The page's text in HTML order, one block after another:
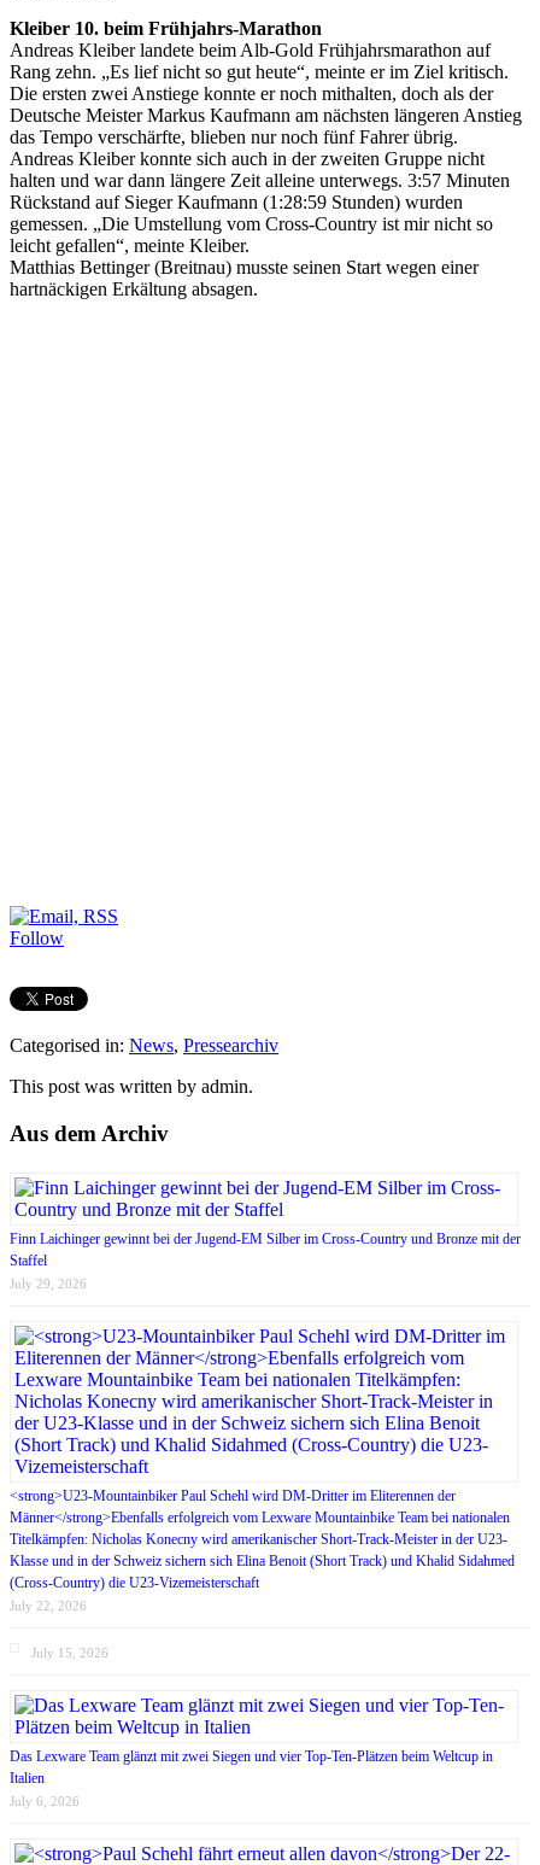
Kleiber 10. beim Frühjahrs-Marathon
Andreas Kleiber landete beim Alb-Gold Frühjahrsmarathon auf
Rang zehn. „Es lief nicht so gut heute“, meinte er im Ziel kritisch.
Die ersten zwei Anstiege konnte er noch mithalten, doch als der
Deutsche Meister Markus Kaufmann am nächsten längeren Anstieg
das Tempo verschärfte, blieben nur noch fünf Fahrer übrig.
Andreas Kleiber konnte sich auch in der zweiten Gruppe nicht
halten und war dann längere Zeit alleine unterwegs. 3:57 Minuten
Rückstand auf Sieger Kaufmann (1:28:59 Stunden) wurden
gemessen. „Die Umstellung vom Cross-Country ist mir nicht so
leicht gefallen“, meinte Kleiber.
Matthias Bettinger (Breitnau) musste seinen Start wegen einer
hartnäckigen Erkältung absagen.
Follow
Categorised in: News, Pressearchiv
This post was written by admin.
Aus dem Archiv
Finn Laichinger gewinnt bei der Jugend-EM Silber im Cross-Country und Bronze mit der
Staffel
July 29, 2026
<strong>U23-Mountainbiker Paul Schehl wird DM-Dritter im Eliterennen der
Männer</strong>Ebenfalls erfolgreich vom Lexware Mountainbike Team bei nationalen
Titelkämpfen: Nicholas Konecny wird amerikanischer Short-Track-Meister in der U23-
Klasse und in der Schweiz sichern sich Elina Benoit (Short Track) und Khalid Sidahmed
(Cross-Country) die U23-Vizemeisterschaft
July 22, 2026
July 15, 2026
Das Lexware Team glänzt mit zwei Siegen und vier Top-Ten-Plätzen beim Weltcup in
Italien
July 6, 2026